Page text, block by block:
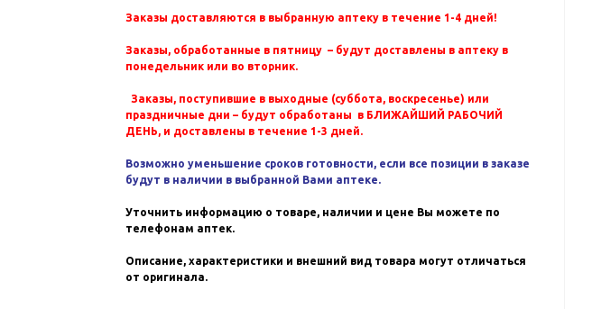
Заказы доставляются в выбранную аптеку в течение 1-4 дней!
Заказы, обработанные в пятницу – будут доставлены в аптеку в
понедельник или во вторник.
Заказы, поступившие в выходные (суббота, воскресенье) или
праздничные дни – будут обработаны в БЛИЖАЙШИЙ РАБОЧИЙ
ДЕНЬ, и доставлены в течение 1-3 дней.
Возможно уменьшение сроков готовности, если все позиции в заказе
будут в наличии в выбранной Вами аптеке.
Уточнить информацию о товаре, наличии и цене Вы можете по
телефонам аптек.
Описание, характеристики и внешний вид товара могут отличаться
от оригинала.